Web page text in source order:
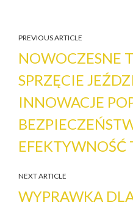
PREVIOUS ARTICLE
NOWOCZESNE
SPRZĘCIE
INNOWACJE
EFEKTYWNOŚĆ
NEXT ARTICLE
WYPRAWKA